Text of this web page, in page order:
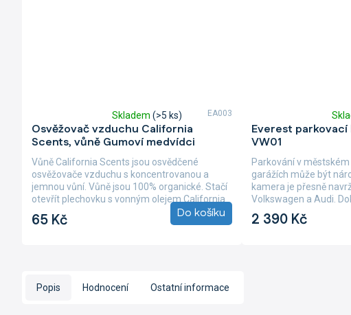
Osvěžovač vzduchu California
Scents, vůně Gumoví medvídci
hodnocení
produktu
je
z
5
Skladem (>5 ks)
65 Kč Do košíku
Vůně California Scents jsou osvědčené
osvěžovače vzduchu s koncentrovanou a
jemnou vůní. Vůně jsou 100% organické. Stačí
otevřít plechovku s vonným olejem California
Scents,...
EA003
Everest parkovací
VW01
hodnocení
produktu
je
z
5
2 390 Kč
Parkování v
garážích může být
kamera je přesně
Volkswagen a Audi.
Popis
Hodnocení Ostatní informace